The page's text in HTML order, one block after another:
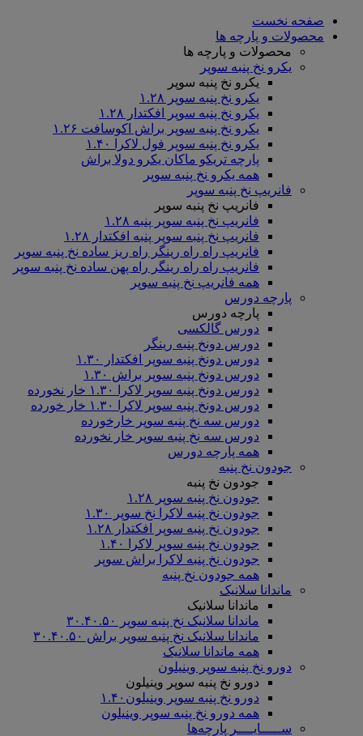
صفحه نخست
محصولات و پارچه ها
محصولات و پارچه ها
یکرو نخ پنبه سوپر
یکرو نخ پنبه سوپر
یکرو نخ پنبه سوپر ۱.۲۸
یکرو نخ پنبه سوپر افکتدار ۱.۲۸
یکرو نخ پنبه سوپر براش اکوسافت ۱.۲۶
یکرو نخ پنبه سوپر فول لاکرا ۱.۴۰
پارچه تریکو ماکان یکرو دولا براش
همه یکرو نخ پنبه سوپر
فانریپ نخ پنبه سوپر
فانریپ نخ پنبه سوپر
فانریپ نخ پنبه سوپر پنبه ۱.۲۸
فانریپ نخ پنبه سوپر پنبه افکتدار ۱.۲۸
فانریپ راه راه رینگر راه ریز ساده نخ پنبه سوپر
فانریپ راه راه رینگر راه پهن ساده نخ پنبه سوپر
همه فانریپ نخ پنبه سوپر
پارچه دورس
پارچه دورس
دورس گالکسی
دورس دونخ پنبه رینگر
دورس دونخ پنبه سوپر افکتدار ۱.۳۰
دورس دونخ پنبه سوپر براش ۱.۳۰
دورس دونخ پنبه سوپر لاکرا ۱.۳۰ خار نخورده
دورس دونخ پنبه سوپر لاکرا ۱.۳۰ خار خورده
دورس سه نخ پنبه سوپر خارخورده
دورس سه نخ پنبه سوپر خار نخورده
همه پارچه دورس
جودون نخ پنبه
جودون نخ پنبه
جودون نخ پنبه سوپر ۱.۲۸
جودون نخ پنبه لاکرا نخ سوپر ۱.۳۰
جودون نخ پنبه سوپر افکتدار ۱.۲۸
جودون نخ پنبه سوپر لاکرا ۱.۴۰
جودون نخ پنبه لاکرا براش سوپر
همه جودون نخ پنبه
ماندانا سلانیک
ماندانا سلانیک
ماندانا سلانیک نخ پنبه سوپر ۳۰.۴۰.۵۰
ماندانا سلانیک نخ پنبه سوپر براش ۳۰.۴۰.۵۰
همه ماندانا سلانیک
دورو نخ پنبه سوپر وینیلون
دورو نخ پنبه سوپر وینیلون
دورو نخ پنبه سوپر وینیلون۱.۴۰
همه دورو نخ پنبه سوپر وینیلون
ســـــایــــر پارچه‌ها